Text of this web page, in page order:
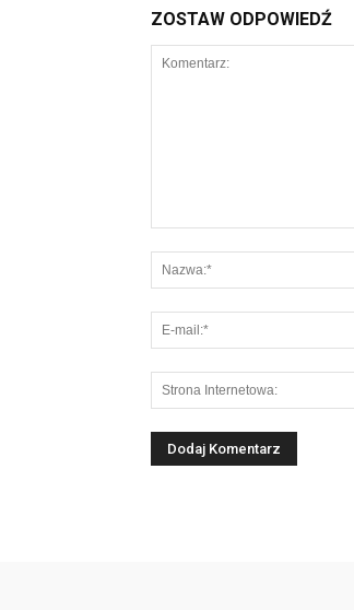
ZOSTAW ODPOWIEDŹ